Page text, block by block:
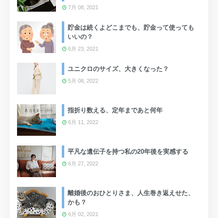
7月 08, 2021
貯金は続くよどこまでも、貯金って使っても
いいの？
6月 23, 2021
ユニクロのサイズ、大きくなった？
5月 08, 2022
指折り数える、定年まであと何年
6月 11, 2022
平凡な遺伝子を持つ私の20年後を実感する
6月 27, 2022
離婚後のおひとりさま、人生巻き返えせた、
かも？
6月 02, 2021